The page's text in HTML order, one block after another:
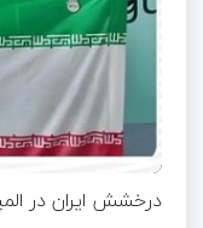
درخشش ایران در